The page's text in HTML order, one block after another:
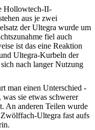
Hollowtech-II-
aus je zwei
der Ultegra wurde um
fiel auch
ist das eine Reaktion
Ultegra-Kurbeln der
nach langer Nutzung
man einen Unterschied -
sie etwas schwerer
An anderen Teilen wurde
Ultegra fast aufs